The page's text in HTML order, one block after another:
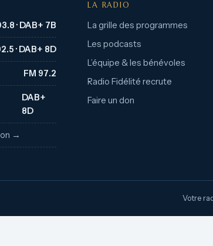
· DAB+ 7B
· DAB+ 8D
FM 97.2
DAB+
8D
→
LA RADIO
La grille des programmes
Les podcasts
L’équipe & les bénévoles
Radio Fidélité recrute
Faire un don
Votre